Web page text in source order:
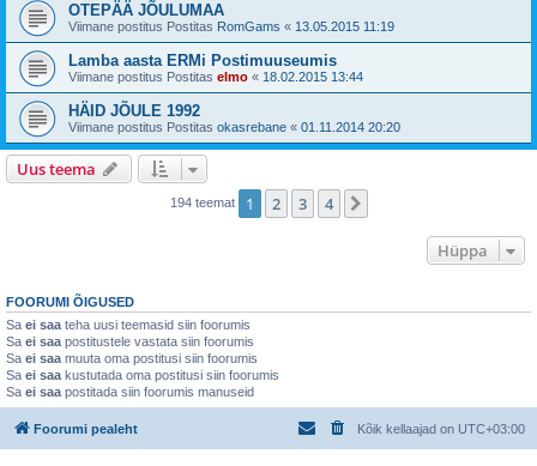
OTEPÄÄ JÕULUMAA
Viimane postitus Postitas RomGams « 13.05.2015 11:19
Lamba aasta ERMi Postimuuseumis
Viimane postitus Postitas elmo « 18.02.2015 13:44
HÄID JÕULE 1992
Viimane postitus Postitas okasrebane « 01.11.2014 20:20
Uus teema
194 teemat 1 2 3 4
Hüppa
FOORUMI ÕIGUSED
Sa ei saa teha uusi teemasid siin foorumis
Sa ei saa postitustele vastata siin foorumis
Sa ei saa muuta oma postitusi siin foorumis
Sa ei saa kustutada oma postitusi siin foorumis
Sa ei saa postitada siin foorumis manuseid
Foorumi pealeht Kõik kellaajad on UTC+03:00